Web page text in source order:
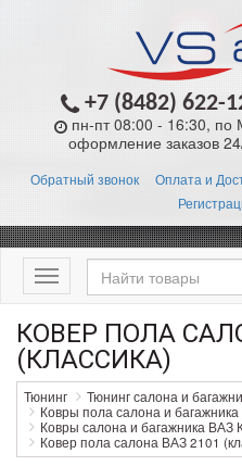
+7 (8482) 622-
пн-пт 08:00 - 16:30, по
оформление заказов
Обратный звонок Оплата и
Меню
КОВЕР ПОЛА
(КЛАССИКА)
Тюнинг
Тюнинг салона и
Ковры пола салона и багажника
Ковры салона и багажника ВАЗ
Ковер пола салона ВАЗ 2101